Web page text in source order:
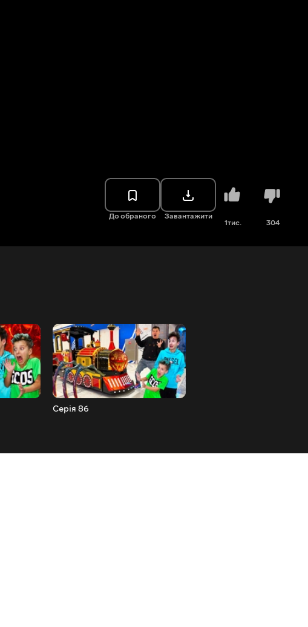
До обраного Завантажити
1тис. 304
Серія 86